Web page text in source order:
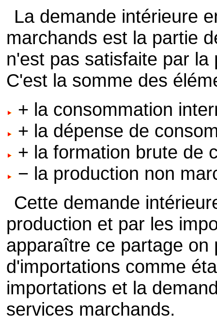
La demande intérieure
marchands est la partie
n'est pas satisfaite par
C'est la somme des
+ la consommation
+ la dépense de
+ la formation brute de
− la production non
Cette demande
production et par les
apparaître ce partage on
d'importations comme
importations et la
services marchands.